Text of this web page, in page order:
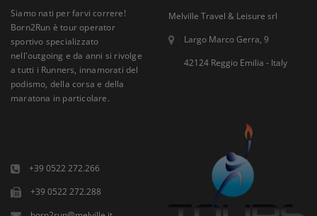
Siamo nati per farvi correre!
Born2Run è tour operator
sportivo specializzato
nell'outgoing e da anni si rivolge
a tutti i Runners, innamorati del
podismo, della corsa e della
maratona in particolare.
Melville Travel & Leisure srl
Largo Marco Gerra, 9
42124 Reggio Emilia - Italy
+39 0522 272.266
+39 0522 272.288